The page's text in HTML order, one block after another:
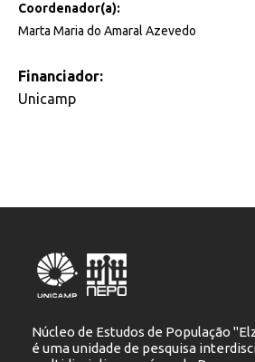
Coordenador(a):
Marta Maria do Amaral Azevedo
Financiador:
Unicamp
Núcleo de Estudos de População
é uma unidade de pesquisa